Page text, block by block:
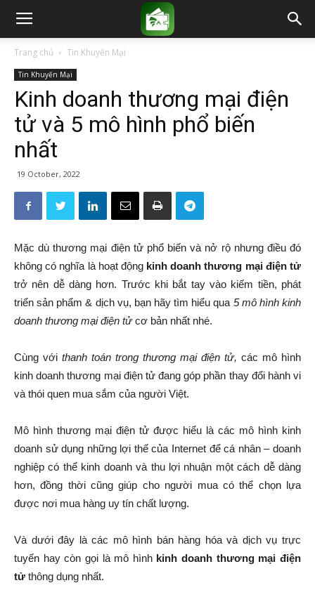
Trang chủ Tin Khuyến Mại
Tin Khuyến Mại
Kinh doanh thương mại điện
tử và 5 mô hình phổ biến
nhất
19 October, 2022
Mặc dù thương mại điện tử phổ biến và nở rộ nhưng điều đó
không có nghĩa là hoạt động kinh doanh thương mại điện tử
trở nên dễ dàng hơn. Trước khi bắt tay vào kiếm tiền, phát
triển sản phẩm & dịch vụ, bạn hãy tìm hiểu qua 5 mô hình kinh
doanh thương mại điện tửcơ bản nhất nhé.
Cùng với thanh toán trong thương mại điện tử, các mô hình
kinh doanh thương mại điện tử đang góp phần thay đổi hành vi
và thói quen mua sắm của người Việt.
Mô hình thương mại điện tử được hiểu là các mô hình kinh
doanh sử dụng những lợi thế của Internet để cá nhân – doanh
nghiệp có thể kinh doanh và thu lợi nhuận một cách dễ dàng
hơn, đồng thời cũng giúp cho người mua có thể chọn lựa
được nơi mua hàng uy tín chất lượng.
Và dưới đây là các mô hình bán hàng hóa và dịch vụ trực
tuyến hay còn gọi là mô hình kinh doanh thương mại điện
tử thông dụng nhất.